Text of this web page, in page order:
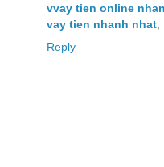
vvay tien online
vay tien nhanh nhat
Reply